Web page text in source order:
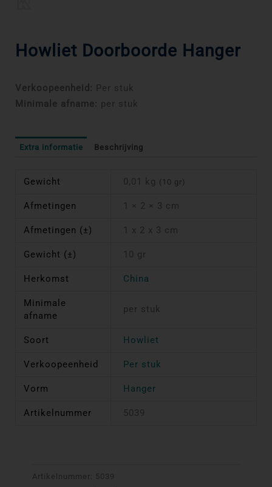
Howliet Doorboorde Hanger
Verkoopeenheid: Per stuk
Minimale afname: per stuk
Extra informatie Beschrijving
Gewicht 0,01 kg (10 gr)
Afmetingen 1 × 2 × 3 cm
Afmetingen (±) 1 x 2 x 3 cm
Gewicht (±) 10 gr
Herkomst China
Minimale
afname
per stuk
Soort Howliet
Verkoopeenheid Per stuk
Vorm Hanger
Artikelnummer 5039
Artikelnummer:
5039